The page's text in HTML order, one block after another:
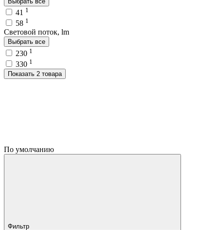
41 1
58 1
Световой поток, lm
Выбрать все
230 1
330 1
Показать 2 товара
По умолчанию
Фильтр